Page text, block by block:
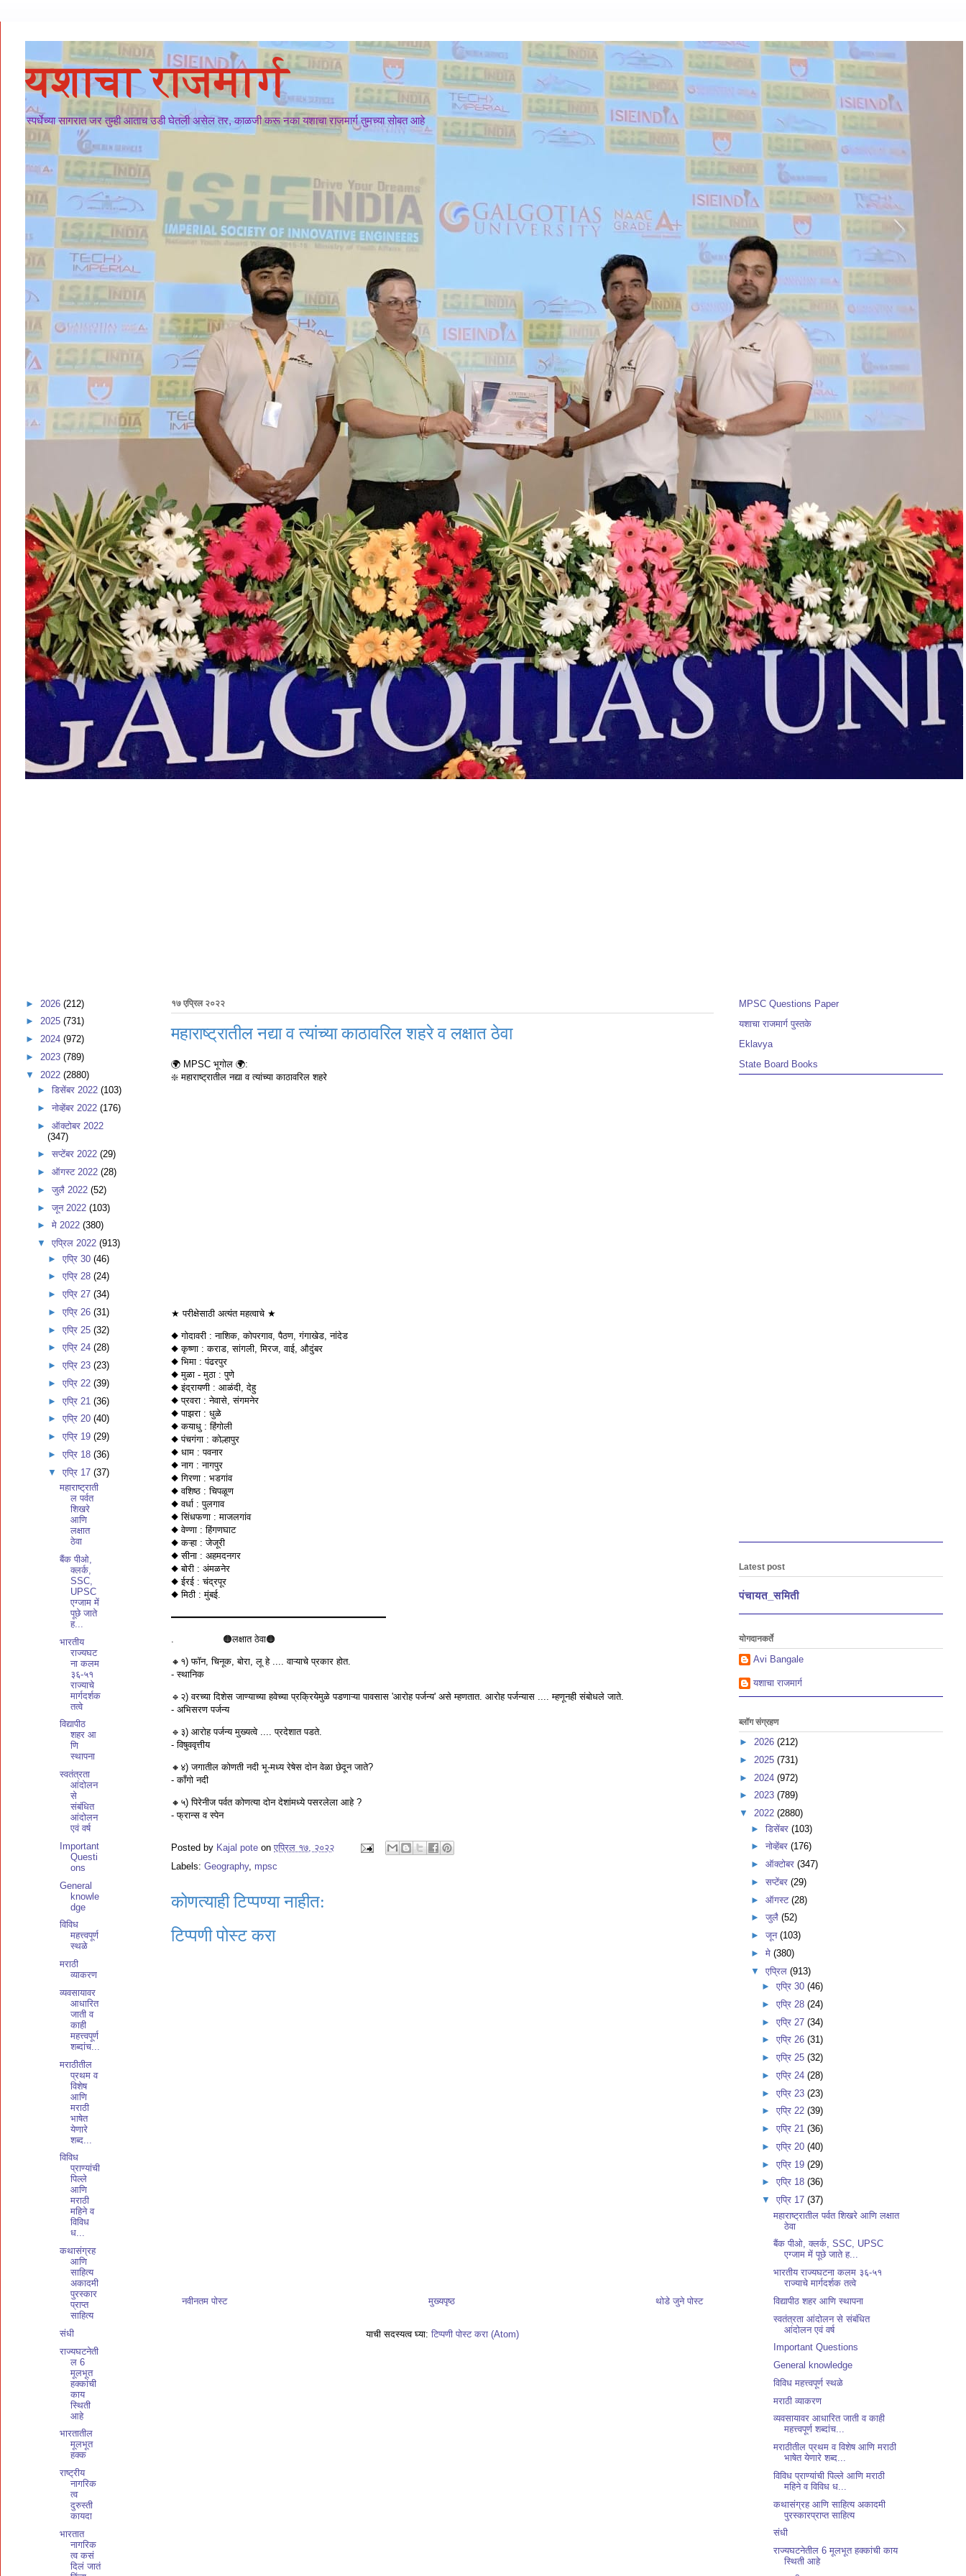
यशाचा राजमार्ग
स्पर्धेच्या सागरात जर तुम्ही आताच उडी घेतली असेल तर, काळजी करू नका यशाचा राजमार्ग तुमच्या सोबत आहे
१७ एप्रिल २०२२
महाराष्ट्रातील नद्या व त्यांच्या काठावरिल शहरे व लक्षात ठेवा
🌍 MPSC भूगोल 🌍:
❇️ महाराष्ट्रातील नद्या व त्यांच्या काठावरिल शहरे
★ परीक्षेसाठी अत्यंत महत्वाचे ★
◆ गोदावरी : नाशिक, कोपरगाव, पैठण, गंगाखेड, नांदेड
◆ कृष्णा : कराड, सांगली, मिरज, वाई, औदुंबर
◆ भिमा : पंढरपुर
◆ मुळा - मुठा : पुणे
◆ इंद्रायणी : आळंदी, देहु
◆ प्रवरा : नेवासे, संगमनेर
◆ पाझरा : धुळे
◆ कयाधु : हिंगोली
◆ पंचगंगा : कोल्हापुर
◆ धाम : पवनार
◆ नाग : नागपुर
◆ गिरणा : भडगांव
◆ वशिष्ठ : चिपळूण
◆ वर्धा : पुलगाव
◆ सिंधफणा : माजलगांव
◆ वेण्णा : हिंगणघाट
◆ कऱ्हा : जेजूरी
◆ सीना : अहमदनगर
◆ बोरी : अंमळनेर
◆ ईरई : चंद्रपूर
◆ मिठी : मुंबई.
━━━━━━━━━━━━━━━━━━━━━━━
. 🟠लक्षात ठेवा🟠
🔸१) फॉन, चिनूक, बोरा, लू हे .... वाऱ्याचे प्रकार होत.
- स्थानिक
🔹२) वरच्या दिशेस जाण्याच्या हवेच्या प्रक्रियेमुळे पडणाऱ्या पावसास 'आरोह पर्जन्य' असे म्हणतात. आरोह पर्जन्यास .... म्हणूनही संबोधले जाते.
- अभिसरण पर्जन्य
🔹३) आरोह पर्जन्य मुख्यत्वे .... प्रदेशात पडते.
- विषुववृत्तीय
🔸४) जगातील कोणती नदी भू-मध्य रेषेस दोन वेळा छेदून जाते?
- काँगो नदी
🔸५) पिरेनीज पर्वत कोणत्या दोन देशांमध्ये पसरलेला आहे ?
- फ्रान्स व स्पेन
Posted by Kajal pote on एप्रिल १७, २०२२
Labels: Geography, mpsc
कोणत्याही टिप्पण्‍या नाहीत:
टिप्पणी पोस्ट करा
नवीनतम पोस्ट थोडे जुने पोस्ट
मुख्यपृष्ठ
याची सदस्यत्व घ्या: टिप्पणी पोस्ट करा (Atom)
► 2026 (212)
► 2025 (731)
► 2024 (972)
► 2023 (789)
▼ 2022 (2880)
► डिसेंबर 2022 (103)
► नोव्हेंबर 2022 (176)
► ऑक्टोबर 2022
(347)
► सप्टेंबर 2022 (29)
► ऑगस्ट 2022 (28)
► जुलै 2022 (52)
► जून 2022 (103)
► मे 2022 (380)
▼ एप्रिल 2022 (913)
►एप्रि 30(46)
►एप्रि 28(24)
►एप्रि 27(34)
►एप्रि 26(31)
►एप्रि 25(32)
►एप्रि 24(28)
►एप्रि 23(23)
►एप्रि 22(39)
►एप्रि 21(36)
►एप्रि 20(40)
►एप्रि 19(29)
►एप्रि 18(36)
▼एप्रि 17(37)
महाराष्ट्राती
ल पर्वत
शिखरे
आणि
लक्षात
ठेवा
बैंक पीओ,
क्लर्क,
SSC,
UPSC
एग्जाम में
पूछे जाते
ह...
भारतीय
राज्यघट
ना कलम
३६-५१
राज्याचे
मार्गदर्शक
तत्वे
विद्यापीठ
शहर आ
णि
स्थापना
स्वतंत्रता
आंदोलन
से
संबंधित
आंदोलन
एवं वर्ष
Important
Questi
ons
General
knowle
dge
विविध
महत्त्वपूर्ण
स्थळे
मराठी
व्याकरण
व्यवसायावर
आधारित
जाती व
काही
महत्त्वपूर्ण
शब्दांच...
मराठीतील
प्रथम व
विशेष
आणि
मराठी
भाषेत
येणारे
शब्द...
विविध
प्राण्यांची
पिल्ले
आणि
मराठी
महिने व
विविध
ध...
कथासंग्रह
आणि
साहित्य
अकादमी
पुरस्कार
प्राप्त
साहित्य
संधी
राज्यघटनेती
ल 6
मूलभूत
हक्कांची
काय
स्थिती
आहे
भारतातील
मूलभूत
हक्क
राष्ट्रीय
नागरिक
त्व
दुरुस्ती
कायदा
भारतात
नागरिक
त्व कसं
दिलं जातं
MPSC Questions Paper
यशाचा राजमार्ग पुस्तके
Eklavya
State Board Books
Latest post
पंचायत_समिती
योगदानकर्ते
Avi Bangale
यशाचा राजमार्ग
ब्लॉग संग्रहण
► 2026 (212)
► 2025 (731)
► 2024 (972)
► 2023 (789)
▼ 2022 (2880)
► डिसेंबर (103)
► नोव्हेंबर (176)
► ऑक्टोबर (347)
► सप्टेंबर (29)
► ऑगस्ट (28)
► जुलै (52)
► जून (103)
► मे (380)
▼ एप्रिल (913)
►एप्रि 30(46)
►एप्रि 28(24)
►एप्रि 27(34)
►एप्रि 26(31)
►एप्रि 25(32)
►एप्रि 24(28)
►एप्रि 23(23)
►एप्रि 22(39)
►एप्रि 21(36)
►एप्रि 20(40)
►एप्रि 19(29)
►एप्रि 18(36)
▼एप्रि 17(37)
महाराष्ट्रातील पर्वत शिखरे आणि लक्षात
ठेवा
बैंक पीओ, क्लर्क, SSC, UPSC
एग्जाम में पूछे जाते ह...
भारतीय राज्यघटना कलम ३६-५१
राज्याचे मार्गदर्शक तत्वे
विद्यापीठ शहर आणि स्थापना
स्वतंत्रता आंदोलन से संबंधित
आंदोलन एवं वर्ष
Important Questions
General knowledge
विविध महत्त्वपूर्ण स्थळे
मराठी व्याकरण
व्यवसायावर आधारित जाती व काही
महत्त्वपूर्ण शब्दांच...
मराठीतील प्रथम व विशेष आणि मराठी
भाषेत येणारे शब्द...
विविध प्राण्यांची पिल्ले आणि मराठी
महिने व विविध ध...
कथासंग्रह आणि साहित्य अकादमी
पुरस्कारप्राप्त साहित्य
संधी
राज्यघटनेतील 6 मूलभूत हक्कांची काय
स्थिती आहे